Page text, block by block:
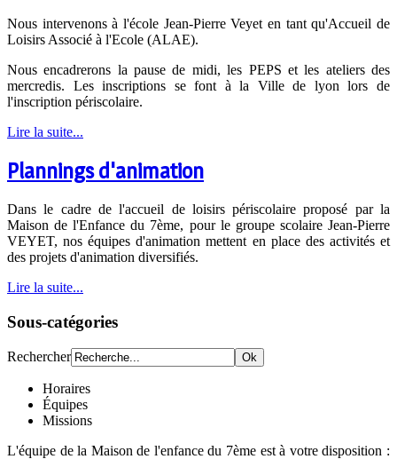
Nous intervenons à l'école Jean-Pierre Veyet en tant qu'Accueil de
Loisirs Associé à l'Ecole (ALAE).
Nous encadrerons la pause de midi, les PEPS et les ateliers des
mercredis. Les inscriptions se font à la Ville de lyon lors de
l'inscription périscolaire.
Lire la suite...
Plannings d'animation
Dans le cadre de l'accueil de loisirs périscolaire proposé par la
Maison de l'Enfance du 7ème, pour le groupe scolaire Jean-Pierre
VEYET, nos équipes d'animation mettent en place des activités et
des projets d'animation diversifiés.
Lire la suite...
Sous-catégories
Rechercher
Horaires
Équipes
Missions
L'équipe de la Maison de l'enfance du 7ème est à votre disposition :